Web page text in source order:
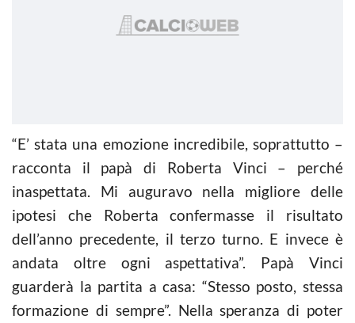
“E’ stata una emozione incredibile, soprattutto –
racconta il papà di Roberta Vinci – perché
inaspettata. Mi auguravo nella migliore delle
ipotesi che Roberta confermasse il risultato
dell’anno precedente, il terzo turno. E invece è
andata oltre ogni aspettativa”. Papà Vinci
guarderà la partita a casa: “Stesso posto, stessa
formazione di sempre”. Nella speranza di poter